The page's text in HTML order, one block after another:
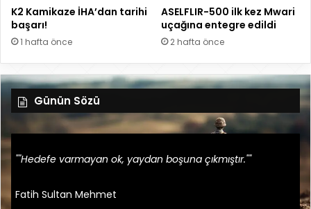
K2 Kamikaze İHA’dan tarihi
başarı!
1 hafta önce
ASELFLIR-500 ilk kez Mwari
uçağına entegre edildi
2 hafta önce
Günün Sözü
""Hedefe varmayan ok, yaydan boşuna çıkmıştır.""
Fatih Sultan Mehmet